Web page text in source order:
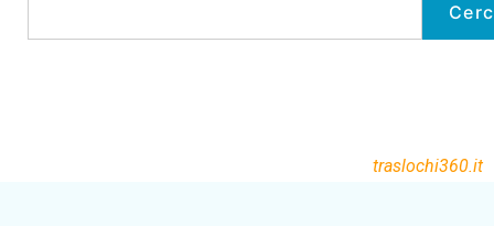
traslochi360.it